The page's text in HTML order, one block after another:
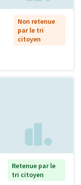
Non retenue
par le tri
citoyen
Retenue par le
tri citoyen